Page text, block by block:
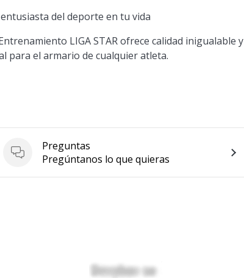
del deporte en tu vida
LIGA STAR ofrece calidad inigualable y
para el armario de cualquier atleta.
Preguntas
Preguntas
Pregúntanos lo que quieras